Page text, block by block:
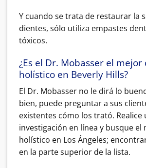
Y cuando se trata de restaurar la
dientes, sólo utiliza empastes
tóxicos.
¿Es el Dr. Mobasser el
holístico en Beverly Hills?
El Dr. Mobasser no le dirá lo
bien, puede preguntar a sus
existentes cómo los trató. Realice
investigación en línea y busque el
holístico en Los Ángeles;
en la parte superior de la lista.